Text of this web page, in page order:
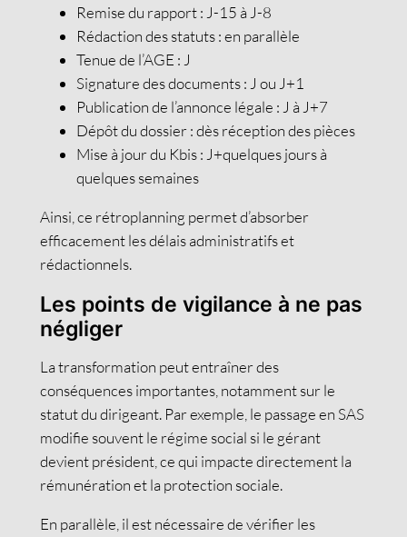
Remise du rapport : J-15 à J-8
Rédaction des statuts : en parallèle
Tenue de l’AGE : J
Signature des documents : J ou J+1
Publication de l’annonce légale : J à J+7
Dépôt du dossier : dès réception des pièces
Mise à jour du Kbis : J+quelques jours à
quelques semaines
Ainsi, ce rétroplanning permet d’absorber
efficacement les délais administratifs et
rédactionnels.
Les points de vigilance à ne pas
négliger
La transformation peut entraîner des
conséquences importantes, notamment sur le
statut du dirigeant. Par exemple, le passage en SAS
modifie souvent le régime social si le gérant
devient président, ce qui impacte directement la
rémunération et la protection sociale.
En parallèle, il est nécessaire de vérifier les